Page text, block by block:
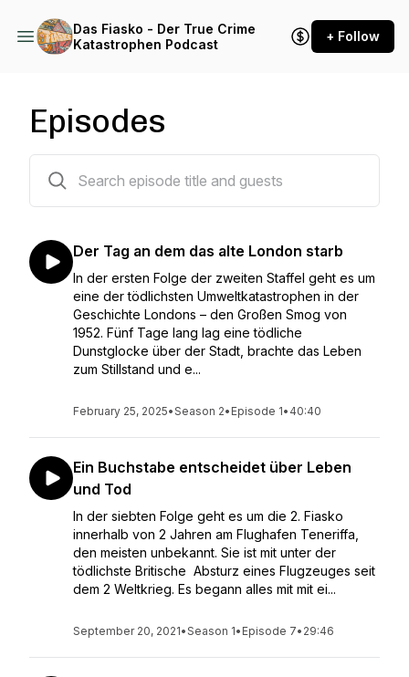
Das Fiasko - Der True Crime
Katastrophen Podcast
+ Follow
Episodes
Der Tag an dem das alte London starb
In der ersten Folge der zweiten Staffel geht es um
eine der tödlichsten Umweltkatastrophen in der
Geschichte Londons – den Großen Smog von
1952. Fünf Tage lang lag eine tödliche
Dunstglocke über der Stadt, brachte das Leben
zum Stillstand und e...
February 25, 2025•Season 2• Episode 1• 40:40
Ein Buchstabe entscheidet über Leben
und Tod
In der siebten Folge geht es um die 2. Fiasko
innerhalb von 2 Jahren am Flughafen Teneriffa,
den meisten unbekannt. Sie ist mit unter der
tödlichste Britische Absturz eines Flugzeuges seit
dem 2 Weltkrieg. Es begann alles mit mit ei...
September 20, 2021•Season 1• Episode 7• 29:46